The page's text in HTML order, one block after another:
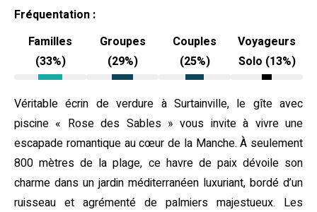
Fréquentation :
Familles
(33%)
Groupes
(29%)
Couples
(25%)
Voyageurs
Solo (13%)
Véritable écrin de verdure à Surtainville, le gîte avec
piscine « Rose des Sables » vous invite à vivre une
escapade romantique au cœur de la Manche. À seulement
800 mètres de la plage, ce havre de paix dévoile son
charme dans un jardin méditerranéen luxuriant, bordé d’un
ruisseau et agrémenté de palmiers majestueux. Les